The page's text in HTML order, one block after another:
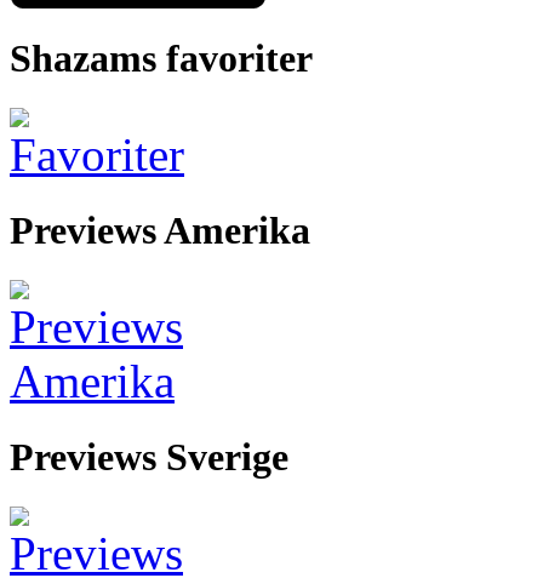
Shazams favoriter
Previews Amerika
Previews Sverige